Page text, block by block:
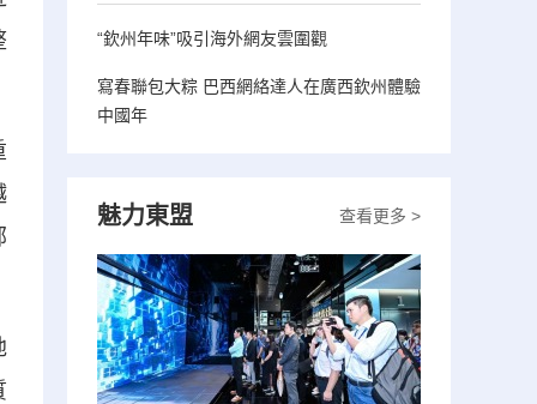
“欽州年味”吸引海外網友雲圍觀
寫春聯包大粽 巴西網絡達人在廣西欽州體驗
中國年
查看更多 >
魅力東盟